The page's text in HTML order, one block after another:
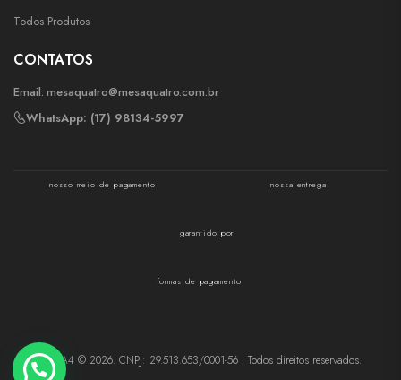
Todos Produtos
CONTATOS
Email: mesaquatro@mesaquatro.com.br
WhatsApp: (17) 98134-5997
nosso meio de pagamento nossa entrega
garantido por
formas de pagamento:
MESA4 © 2026. CNPJ: 29.513.653/0001-56 . Todos direitos reservados.